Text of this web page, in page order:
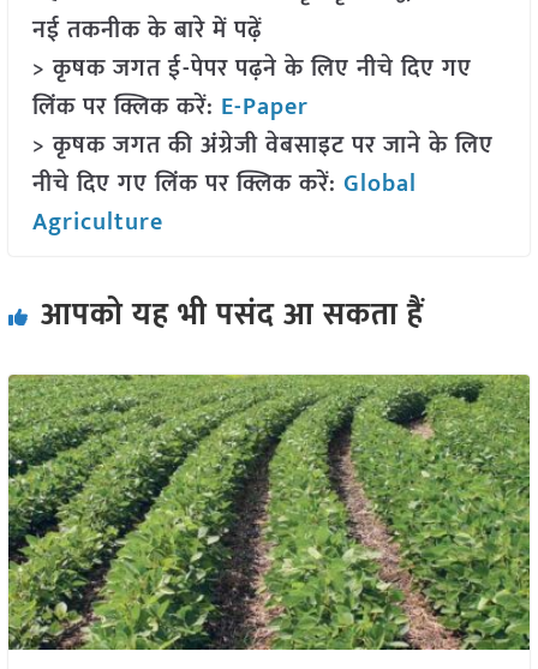
नई तकनीक के बारे में पढ़ें
> कृषक जगत ई-पेपर पढ़ने के लिए नीचे दिए गए
लिंक पर क्लिक करें: E-Paper
> कृषक जगत की अंग्रेजी वेबसाइट पर जाने के लिए
नीचे दिए गए लिंक पर क्लिक करें: Global
Agriculture
आपको यह भी पसंद आ सकता हैं